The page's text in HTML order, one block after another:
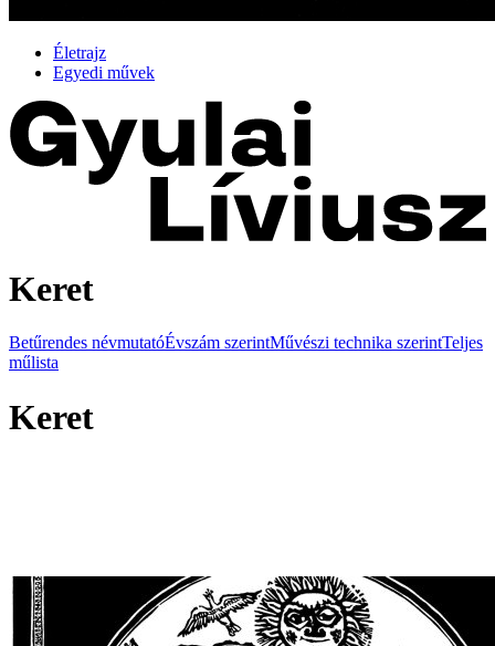
Életrajz
Egyedi művek
Keret
Betűrendes névmutatóÉvszám szerintMűvészi technika szerintTeljes
műlista
Keret